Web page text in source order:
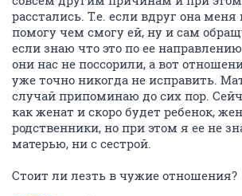
расстались. Т.е. если вдруг она меня
помогу чем смогу ей, ну и сам
если знаю что это по ее
они нас не поссорили, а вот
уже точно никогда не исправить.
случай припоминаю до сих пор.
как женат и скоро будет ребенок,
родственники, но при этом я ее не
матерью, ни с сестрой.
Стоит ли лезть в чужие отношения?